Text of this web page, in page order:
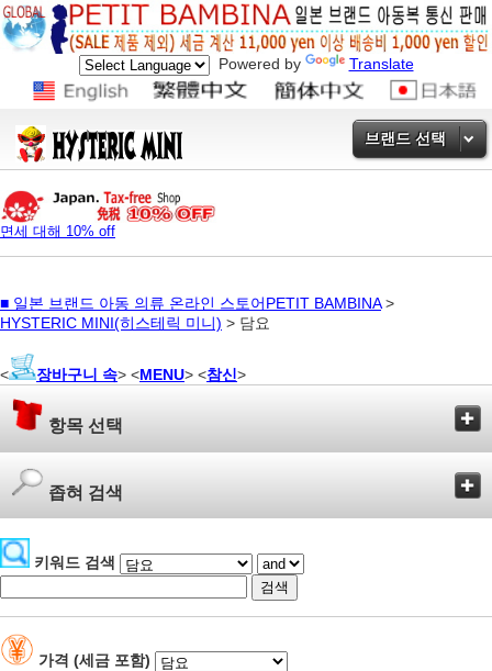
Powered by Translate
브랜드 선택
면세 대해 10% off
■ 일본 브랜드 아동 의류 온라인 스토어PETIT BAMBINA>
HYSTERIC MINI(히스테릭 미니) > 담요
< 장바구니 속> <MENU> <참신>
항목 선택
좁혀 검색
키워드 검색
가격 (세금 포함)